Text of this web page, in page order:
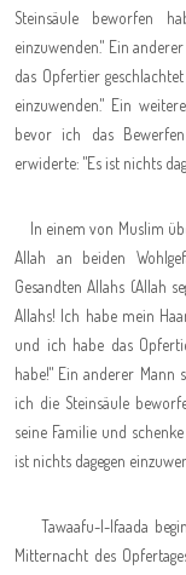
Steinsäule beworfen
einzuwenden." Ein
das Opfertier
einzuwenden." Ein
bevor ich das
erwiderte: "Es ist nichts
In einem von Muslim
Allah an beiden
Gesandten Allahs (Allah
Allahs! Ich habe mein
und ich habe das
habe!" Ein anderer Mann
ich die Steinsäule
seine Familie und
ist nichts dagegen
Tawaafu-l-Ifaada
Mitternacht des